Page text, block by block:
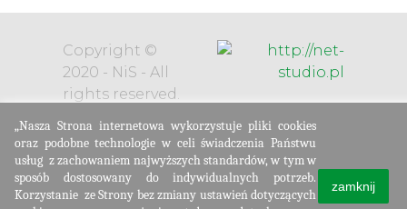
„Nasza Strona internetowa wykorzystuje pliki cookies
oraz podobne technologie w celi świadczenia Państwu
usług z zachowaniem najwyższych standardów, w tym w
sposób dostosowany do indywidualnych potrzeb.
Korzystanie ze Strony bez zmiany ustawień dotyczących
zamknij
Copyright ©
2020 - NiS - All
rights reserved.